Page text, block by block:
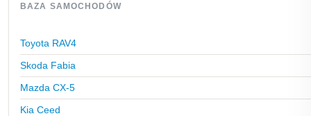
BAZA SAMOCHODÓW
Toyota RAV4
Skoda Fabia
Mazda CX-5
Kia Ceed